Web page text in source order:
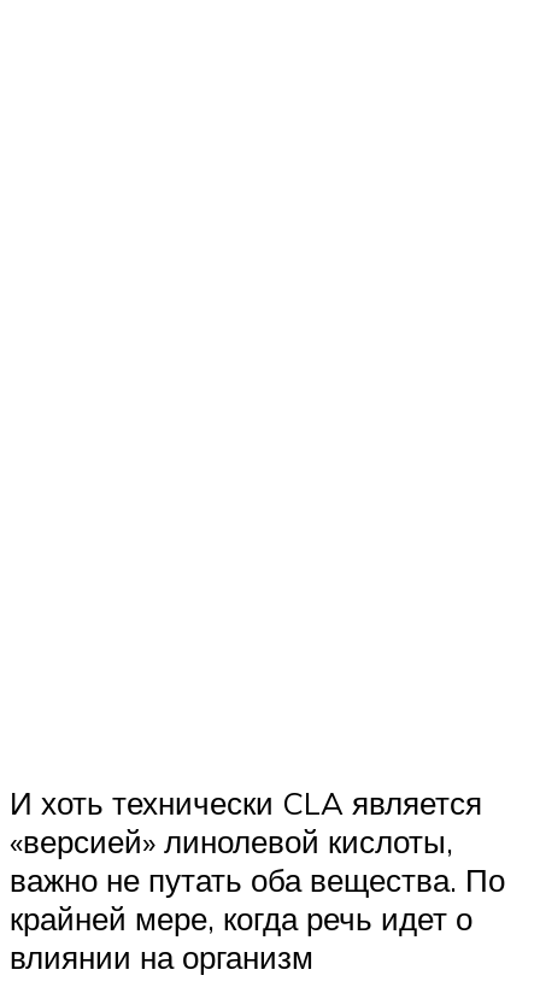
И хоть технически CLA является
«версией» линолевой кислоты,
важно не путать оба вещества. По
крайней мере, когда речь идет о
влиянии на организм